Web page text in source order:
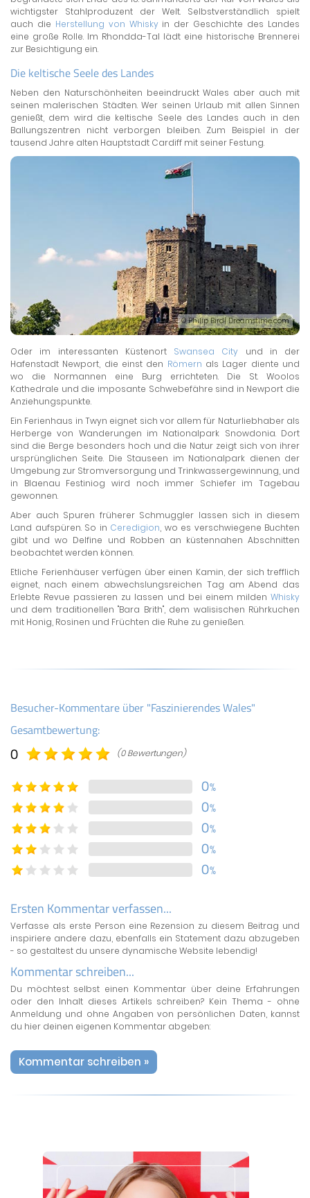
wichtigster Stahlproduzent der Welt. Selbstverständlich spielt
auch die Herstellung von Whiskyin der Geschichte des Landes
eine große Rolle. Im Rhondda-Tal lädt eine historische Brennerei
zur Besichtigung ein.
Die keltische Seele des Landes
Neben den Naturschönheiten beeindruckt Wales aber auch mit
seinen malerischen Städten. Wer seinen Urlaub mit allen Sinnen
genießt, dem wird die keltische Seele des Landes auch in den
Ballungszentren nicht verborgen bleiben. Zum Beispiel in der
tausend Jahre alten Hauptstadt Cardiff mit seiner Festung.
© Philip Bird| Dreamstime.com
Oder im interessanten Küstenort Swansea City und in der
Hafenstadt Newport, die einst den Römern als Lager diente und
wo die Normannen eine Burg errichteten. Die St. Woolos
Kathedrale und die imposante Schwebefähre sind in Newport die
Anziehungspunkte.
Ein Ferienhaus in Twyn eignet sich vor allem für Naturliebhaber als
Herberge von Wanderungen im Nationalpark Snowdonia. Dort
sind die Berge besonders hoch und die Natur zeigt sich von ihrer
ursprünglichen Seite. Die Stauseen im Nationalpark dienen der
Umgebung zur Stromversorgung und Trinkwassergewinnung, und
in Blaenau Festiniog wird noch immer Schiefer im Tagebau
gewonnen.
Aber auch Spuren früherer Schmuggler lassen sich in diesem
Land aufspüren. So in Ceredigion, wo es verschwiegene Buchten
gibt und wo Delfine und Robben an küstennahen Abschnitten
beobachtet werden können.
Etliche Ferienhäuser verfügen über einen Kamin, der sich trefflich
eignet, nach einem abwechslungsreichen Tag am Abend das
Erlebte Revue passieren zu lassen und bei einem milden Whisky
und dem traditionellen "Bara Brith", dem walisischen Rührkuchen
mit Honig, Rosinen und Früchten die Ruhe zu genießen.
Besucher-Kommentare über "Faszinierendes Wales"
Gesamtbewertung:
0 (0 Bewertungen)
0%
0%
0%
0%
0%
Ersten Kommentar verfassen...
Verfasse als erste Person eine Rezension zu diesem Beitrag und
inspiriere andere dazu, ebenfalls ein Statement dazu abzugeben
- so gestaltest du unsere dynamische Website lebendig!
Kommentar schreiben...
Du möchtest selbst einen Kommentar über deine Erfahrungen
oder den Inhalt dieses Artikels schreiben? Kein Thema - ohne
Anmeldung und ohne Angaben von persönlichen Daten, kannst
du hier deinen eigenen Kommentar abgeben:
Kommentar schreiben »